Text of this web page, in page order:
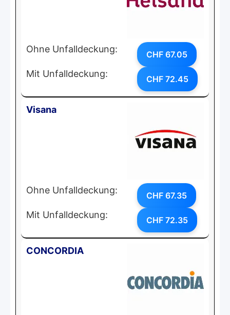
Ohne Unfalldeckung: CHF 67.05
Mit Unfalldeckung: CHF 72.45
Visana
Ohne Unfalldeckung: CHF 67.35
Mit Unfalldeckung: CHF 72.35
CONCORDIA